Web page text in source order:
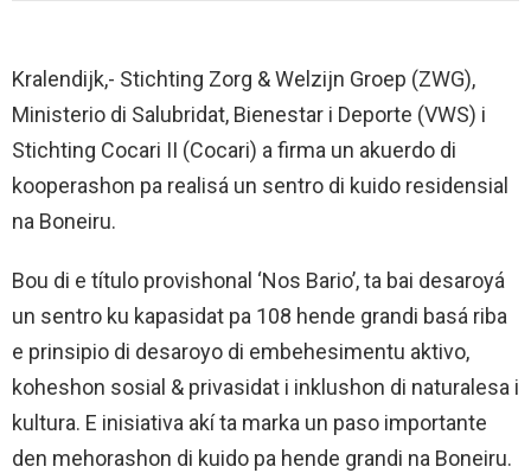
Kralendijk,- Stichting Zorg & Welzijn Groep (ZWG),
Ministerio di Salubridat, Bienestar i Deporte (VWS) i
Stichting Cocari II (Cocari) a firma un akuerdo di
kooperashon pa realisá un sentro di kuido residensial
na Boneiru.
Bou di e título provishonal ‘Nos Bario’, ta bai desaroyá
un sentro ku kapasidat pa 108 hende grandi basá riba
e prinsipio di desaroyo di embehesimentu aktivo,
koheshon sosial & privasidat i inklushon di naturalesa i
kultura. E inisiativa akí ta marka un paso importante
den mehorashon di kuido pa hende grandi na Boneiru.